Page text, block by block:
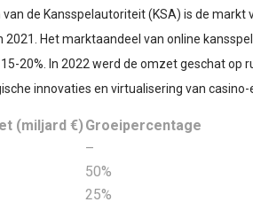
de Kansspelautoriteit (KSA) is de markt
2021. Het marktaandeel van online
20%. In 2022 werd de omzet geschat op
innovaties en virtualisering van casino-
(miljard €)Groeipercentage
–
50%
25%